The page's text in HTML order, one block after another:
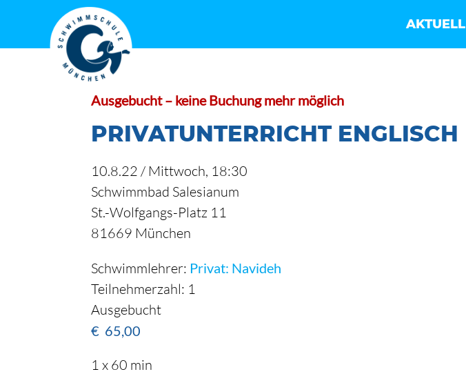
springen
AKTUELL
Ausgebucht – keine Buchung mehr möglich
PRIVATUNTERRICHT ENGLISCH
10.8.22 / Mittwoch, 18:30
Schwimmbad Salesianum
St.-Wolfgangs-Platz 11
81669 München
Schwimmlehrer: Privat: Navideh
Teilnehmerzahl: 1
Ausgebucht
€ 65,00
1 x 60 min